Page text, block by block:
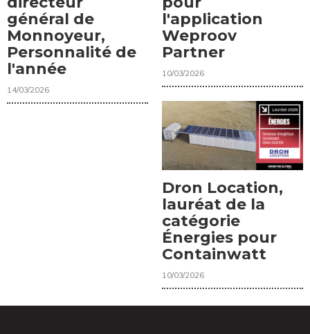
général de
Monnoyeur,
Personnalité de
l'année
14/03/2026
l'application
Weproov
Partner
10/03/2026
Dron Location,
lauréat de la
catégorie
Énergies pour
Containwatt
10/03/2026